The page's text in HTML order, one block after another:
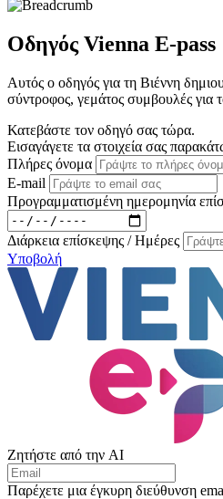
Οδηγός Vienna E-pass
Αυτός ο οδηγός για τη Βιέννη
σύντροφος, γεμάτος συμβουλές για
Κατεβάστε τον οδηγό σας τώρα.
Εισαγάγετε τα στοιχεία σας
Πλήρες όνομα
E-mail
Προγραμματισμένη ημερομηνία
Διάρκεια επίσκεψης / Ημέρες
Υποβολή
Ζητήστε από την AI
Παρέχετε μια έγκυρη διεύθυνση